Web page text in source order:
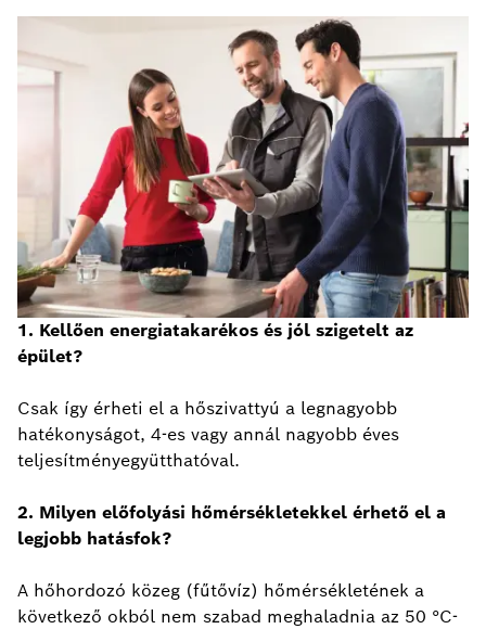
1. Kellően energiatakarékos és jól szigetelt az
épület?
Csak így érheti el a hőszivattyú a legnagyobb
hatékonyságot, 4-es vagy annál nagyobb éves
teljesítményegyütthatóval.
2. Milyen előfolyási hőmérsékletekkel érhető el a
legjobb hatásfok?
A hőhordozó közeg (fűtővíz) hőmérsékletének a
következő okból nem szabad meghaladnia az 50 °C-